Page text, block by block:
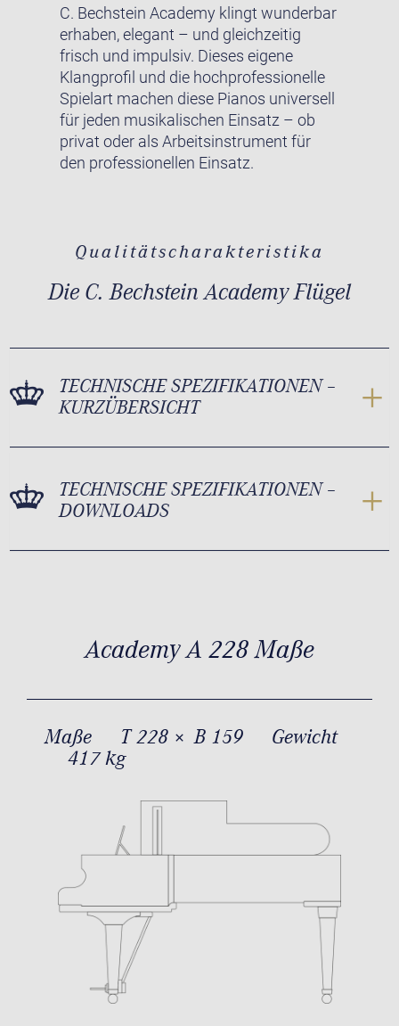
C. Bechstein Academy klingt wunderbar
erhaben, elegant – und gleichzeitig
frisch und impulsiv. Dieses eigene
Klangprofil und die hochprofessionelle
Spielart machen diese Pianos universell
für jeden musikalischen Einsatz – ob
privat oder als Arbeitsinstrument für
den professionellen Einsatz.
Qualitätscharakteristika
Die C. Bechstein Academy Flügel
TECHNISCHE SPEZIFIKATIONEN –
KURZÜBERSICHT
TECHNISCHE SPEZIFIKATIONEN –
DOWNLOADS
Academy A 228 Maße
Maße T 228 × B 159
Gewicht
417 kg